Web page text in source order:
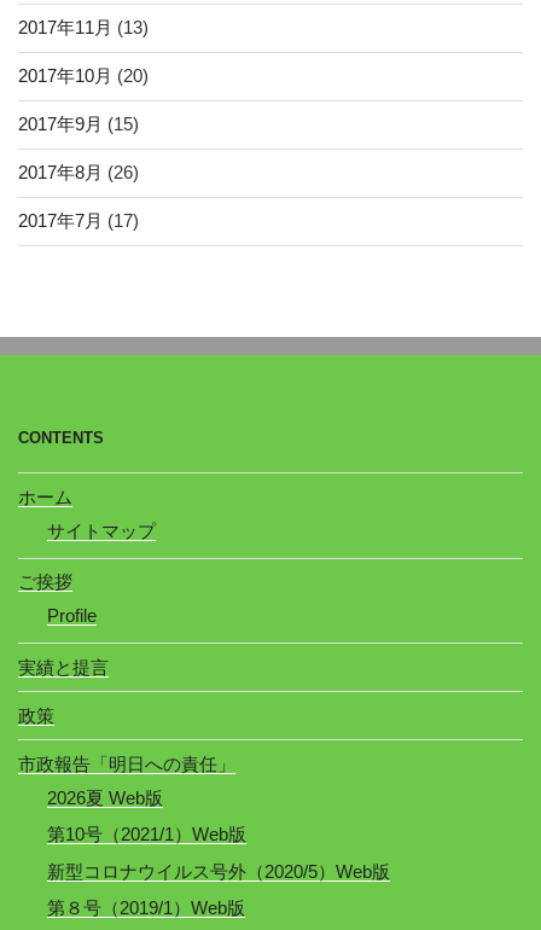
2017年11月 (13)
2017年10月 (20)
2017年9月 (15)
2017年8月 (26)
2017年7月 (17)
CONTENTS
ホーム
サイトマップ
ご挨拶
Profile
実績と提言
政策
市政報告「明日への責任」
2026夏 Web版
第10号（2021/1）Web版
新型コロナウイルス号外（2020/5）Web版
第８号（2019/1）Web版